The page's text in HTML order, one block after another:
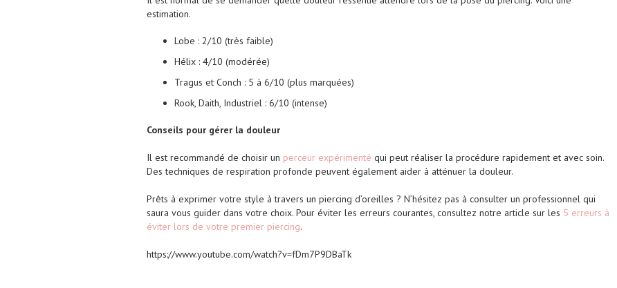
estimation.
Lobe : 2/10 (très faible)
Hélix : 4/10 (modérée)
Tragus et Conch : 5 à 6/10 (plus marquées)
Rook, Daith, Industriel : 6/10 (intense)
Conseils pour gérer la douleur
Il est recommandé de choisir un perceur expérimenté qui peut réaliser la procédure rapidement et avec soin.
Des techniques de respiration profonde peuvent également aider à atténuer la douleur.
Prêts à exprimer votre style à travers un piercing d’oreilles ? N’hésitez pas à consulter un professionnel qui
saura vous guider dans votre choix. Pour éviter les erreurs courantes, consultez notre article sur les 5 erreurs à
éviter lors de votre premier piercing.
https://www.youtube.com/watch?v=fDm7P9DBaTk